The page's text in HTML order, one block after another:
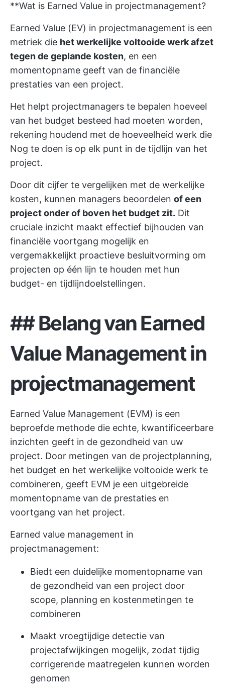
**Wat is Earned Value in projectmanagement?
Earned Value (EV) in projectmanagement is een
metriek die het werkelijke voltooide werk afzet
tegen de geplande kosten, en een
momentopname geeft van de financiële
prestaties van een project.
Het helpt projectmanagers te bepalen hoeveel
van het budget besteed had moeten worden,
rekening houdend met de hoeveelheid werk die
Nog te doen is op elk punt in de tijdlijn van het
project.
Door dit cijfer te vergelijken met de werkelijke
kosten, kunnen managers beoordelen of een
project onder of boven het budget zit. Dit
cruciale inzicht maakt effectief bijhouden van
financiële voortgang mogelijk en
vergemakkelijkt proactieve besluitvorming om
projecten op één lijn te houden met hun
budget- en tijdlijndoelstellingen.
##Belang van Earned
Value Management in
projectmanagement
Earned Value Management (EVM) is een
beproefde methode die echte, kwantificeerbare
inzichten geeft in de gezondheid van uw
project. Door metingen van de projectplanning,
het budget en het werkelijke voltooide werk te
combineren, geeft EVM je een uitgebreide
momentopname van de prestaties en
voortgang van het project.
Earned value management in
projectmanagement:
Biedt een duidelijke momentopname van
de gezondheid van een project door
scope, planning en kostenmetingen te
combineren
Maakt vroegtijdige detectie van
projectafwijkingen mogelijk, zodat tijdig
corrigerende maatregelen kunnen worden
genomen